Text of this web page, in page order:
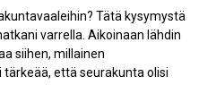
Tätä kysymystä
varrella. Aikoinaan lähdin
siihen, millainen
että seurakunta olisi